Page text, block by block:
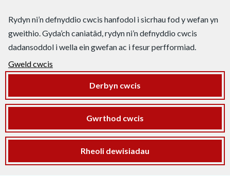
Rydyn ni’n defnyddio cwcis hanfodol i sicrhau fod y wefan yn
gweithio. Gyda’ch caniatâd, rydyn ni’n defnyddio cwcis
dadansoddol i wella ein gwefan ac i fesur perfformiad.
Gweld cwcis
Derbyn cwcis
Gwrthod cwcis
Rheoli dewisiadau